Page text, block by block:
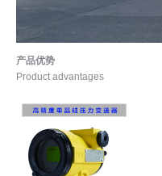
产品优势
Product advantages